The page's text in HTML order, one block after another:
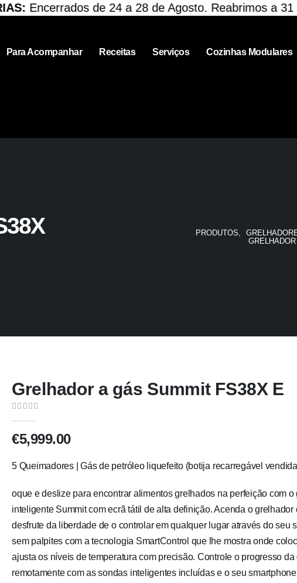
de 24 a 28 de Agosto. Reabrimos a 31 de
Para Acompanhar Receitas Serviços Cozinhas Modulares
PRODUTOS,
Grelhador a gás Summit FS38X E
€5,999.00
5 Queimadores | Gás de petróleo liquefeito (botija recarregável
oque e deslize para encontrar alimentos grelhados na perfeição com o
inteligente Summit com ecrã tátil de alta definição. Acenda o grelhador
desfrute da liberdade de o controlar em qualquer lugar através do seu
sem palpites com a tecnologia SmartControl que lhe mostra onde
ajusta os níveis de temperatura com precisão. Controle o progresso da
remotamente com as sondas inteligentes incluídas e o seu